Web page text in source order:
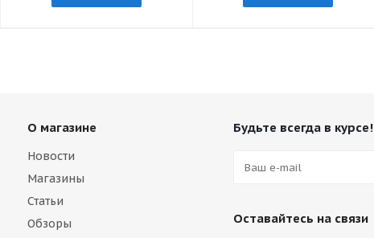
О магазине
Новости
Магазины
Статьи
Обзоры
Будьте всегда в курсе!
Оставайтесь на связи